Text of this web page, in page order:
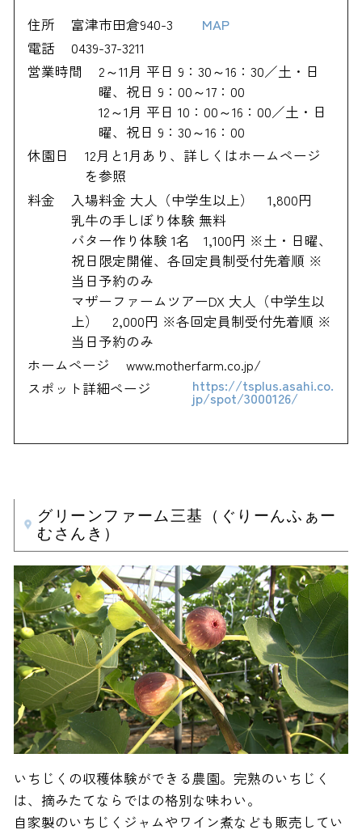
住所 富津市田倉940-3
MAP
電話
0439-37-3211
営業時間
2～11月 平日 9：30～16：30／土・日
曜、祝日 9：00～17：00
12～1月 平日 10：00～16：00／土・日
曜、祝日 9：30～16：00
休園日
12月と1月あり、詳しくはホームページ
を参照
料金
入場料金 大人（中学生以上） 1,800円
乳牛の手しぼり体験 無料
バター作り体験 1名 1,100円 ※土・日曜、
祝日限定開催、各回定員制受付先着順 ※
当日予約のみ
マザーファームツアーDX 大人（中学生以
上） 2,000円 ※各回定員制受付先着順 ※
当日予約のみ
ホームページ
www.motherfarm.co.jp/
スポット詳細ページ
https://tsplus.asahi.co.
jp/spot/3000126/
グリーンファーム三基（ぐりーんふぁー
むさんき）
いちじくの収穫体験ができる農園。完熟のいちじく
は、摘みたてならではの格別な味わい。
自家製のいちじくジャムやワイン煮なども販売してい